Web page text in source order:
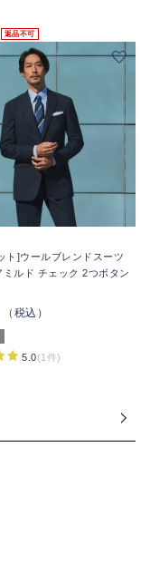
返品不可
ト]ウールブレンドスーツ
ミルド チェック 2つボタン
税込）
5.0(1件)